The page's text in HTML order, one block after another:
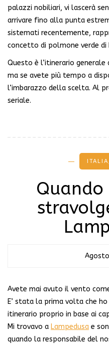
palazzi nobiliari, vi lascerà
arrivare fino alla punta
sistemati recentemente,
concetto di polmone verde di
Questo è l’itinerario generale
ma se avete più tempo a
l’imbarazzo della scelta. Al
seriale.
ITALIA
Avete mai avuto il vento
E’ stata la prima volta che
itinerario proprio in base ai
Mi trovavo a Lampedusa e
quando la responsabile del